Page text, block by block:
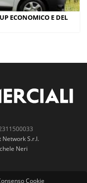
ECONOMICO E DEL
Network S.r.l.
Neri
Cookie